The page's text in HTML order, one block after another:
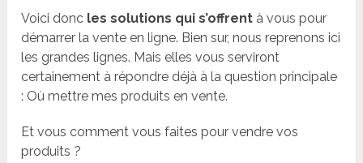
Voici donc les solutions qui s’offrent à vous pour
démarrer la vente en ligne. Bien sur, nous reprenons ici
les grandes lignes. Mais elles vous serviront
certainement à répondre déjà à la question principale
: Où mettre mes produits en vente.
Et vous comment vous faites pour vendre vos
produits ?